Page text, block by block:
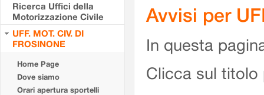
Ricerca Uffici della
Motorizzazione Civile
UFF. MOT. CIV. DI
FROSINONE
Home Page
Dove siamo
Orari apertura sportelli
Avvisi per
In questa
Clicca sul titolo